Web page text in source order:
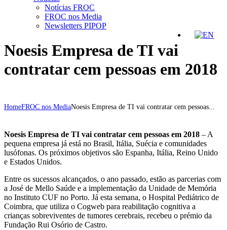
Notícias FROC
FROC nos Media
Newsletters PIPOP
Noesis Empresa de TI vai
contratar cem pessoas em 2018
HomeFROC nos MediaNoesis Empresa de TI vai contratar cem pessoas...
Noesis Empresa de TI vai contratar cem pessoas em 2018 – A
pequena empresa já está no Brasil, Itália, Suécia e comunidades
lusófonas. Os próximos objetivos são Espanha, Itália, Reino Unido
e Estados Unidos.
Entre os sucessos alcançados, o ano passado, estão as parcerias com
a José de Mello Saúde e a implementação da Unidade de Memória
no Instituto CUF no Porto. Já esta semana, o Hospital Pediátrico de
Coimbra, que utiliza o Cogweb para reabilitação cognitiva a
crianças sobreviventes de tumores cerebrais, recebeu o prémio da
Fundação Rui Osório de Castro.